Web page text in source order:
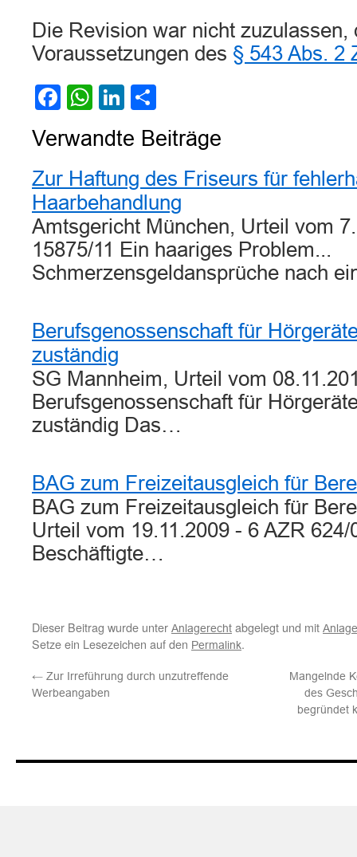
Die Revision war nicht zuzulassen,
Voraussetzungen des § 543 Abs. 2
Facebook
WhatsApp
LinkedIn
Verwandte Beiträge
Zur Haftung des Friseurs für
Haarbehandlung
Amtsgericht München, Urteil vom
15875/11 Ein haariges Problem...
Schmerzensgeldansprüche nach
Berufsgenossenschaft für
zuständig
SG Mannheim, Urteil vom
Berufsgenossenschaft für
zuständig Das…
BAG zum Freizeitausgleich für
BAG zum Freizeitausgleich für
Urteil vom 19.11.2009 - 6 AZR 624/
Beschäftigte…
Dieser Beitrag wurde unter Anlagerecht abgelegt und mit
Setze ein Lesezeichen auf den Permalink.
← Zur Irreführung durch unzutreffende
Werbeangaben
Mangelnde
des
begründet